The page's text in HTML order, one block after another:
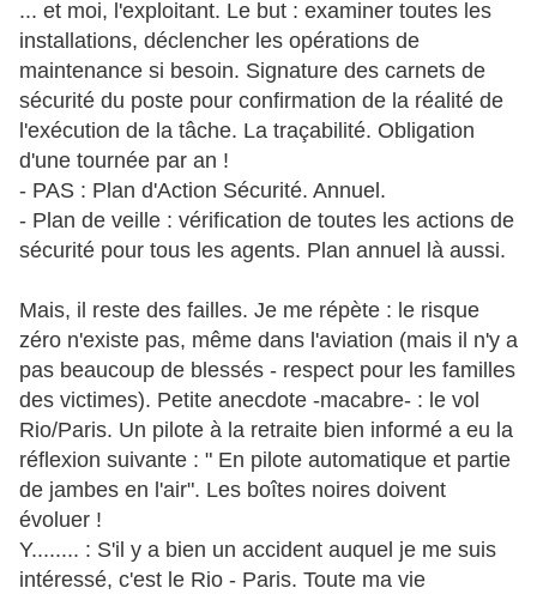
... et moi, l'exploitant. Le but : examiner toutes les
installations, déclencher les opérations de
maintenance si besoin. Signature des carnets de
sécurité du poste pour confirmation de la réalité de
l'exécution de la tâche. La traçabilité. Obligation
d'une tournée par an !
- PAS : Plan d'Action Sécurité. Annuel.
- Plan de veille : vérification de toutes les actions de
sécurité pour tous les agents. Plan annuel là aussi.
Mais, il reste des failles. Je me répète : le risque
zéro n'existe pas, même dans l'aviation (mais il n'y a
pas beaucoup de blessés - respect pour les familles
des victimes). Petite anecdote -macabre- : le vol
Rio/Paris. Un pilote à la retraite bien informé a eu la
réflexion suivante : " En pilote automatique et partie
de jambes en l'air". Les boîtes noires doivent
évoluer !
Y........ : S'il y a bien un accident auquel je me suis
intéressé, c'est le Rio - Paris. Toute ma vie